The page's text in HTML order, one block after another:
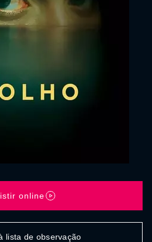
online
lista de observação